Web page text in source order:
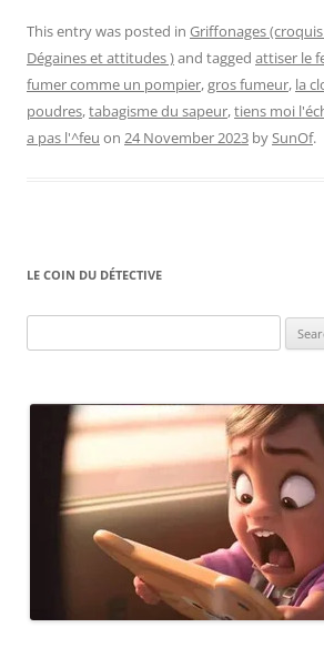
This entry was posted in Griffonages
Dégaines et attitudes )and tagged attiser le
fumer comme un pompier,gros fumeur, la
poudres,tabagisme du sapeur,tiens moi
a pas l'^feu on 24 November 2023 bySunOf.
LE COIN DU DÉTECTIVE
for: